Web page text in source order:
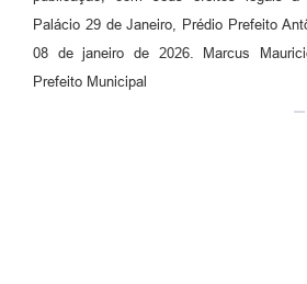
Palácio 29 de Janeiro, Prédio Prefeito
08 de janeiro de 2026. Marcus
Prefeito Municipal